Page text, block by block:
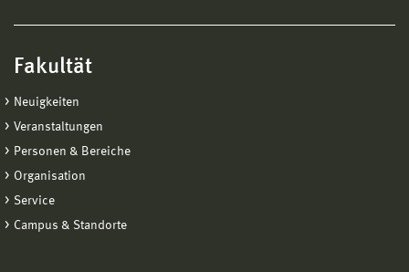
Fakultät
Neuigkeiten
Veranstaltungen
Personen & Bereiche
Organisation
Service
Campus & Standorte